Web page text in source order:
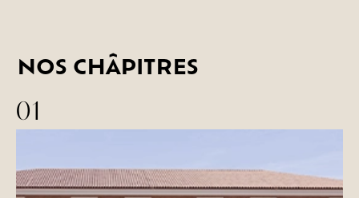
Vivre l’expérience
À la rencontre
NOS CHÂPITRES
01